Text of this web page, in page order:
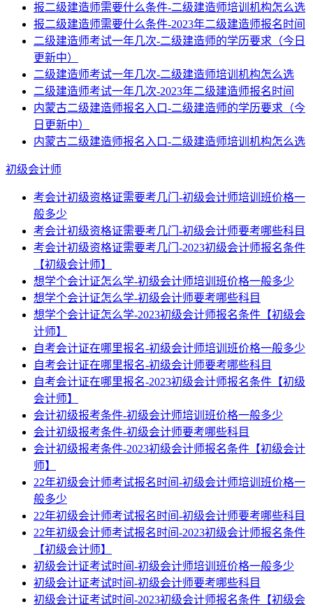
报二级建造师需要什么条件-二级建造师培训机构怎么选
报二级建造师需要什么条件-2023年二级建造师报名时间
二级建造师考试一年几次-二级建造师的学历要求（今日
更新中）
二级建造师考试一年几次-二级建造师培训机构怎么选
二级建造师考试一年几次-2023年二级建造师报名时间
内蒙古二级建造师报名入口-二级建造师的学历要求（今
日更新中）
内蒙古二级建造师报名入口-二级建造师培训机构怎么选
初级会计师
考会计初级资格证需要考几门-初级会计师培训班价格一
般多少
考会计初级资格证需要考几门-初级会计师要考哪些科目
考会计初级资格证需要考几门-2023初级会计师报名条件
【初级会计师】
想学个会计证怎么学-初级会计师培训班价格一般多少
想学个会计证怎么学-初级会计师要考哪些科目
想学个会计证怎么学-2023初级会计师报名条件【初级会
计师】
自考会计证在哪里报名-初级会计师培训班价格一般多少
自考会计证在哪里报名-初级会计师要考哪些科目
自考会计证在哪里报名-2023初级会计师报名条件【初级
会计师】
会计初级报考条件-初级会计师培训班价格一般多少
会计初级报考条件-初级会计师要考哪些科目
会计初级报考条件-2023初级会计师报名条件【初级会计
师】
22年初级会计师考试报名时间-初级会计师培训班价格一
般多少
22年初级会计师考试报名时间-初级会计师要考哪些科目
22年初级会计师考试报名时间-2023初级会计师报名条件
【初级会计师】
初级会计证考试时间-初级会计师培训班价格一般多少
初级会计证考试时间-初级会计师要考哪些科目
初级会计证考试时间-2023初级会计师报名条件【初级会